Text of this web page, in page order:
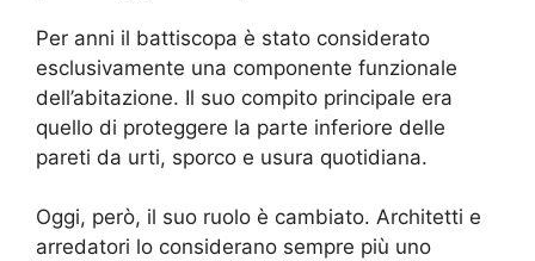
Per anni il battiscopa è stato considerato
esclusivamente una componente funzionale
dell’abitazione. Il suo compito principale era
quello di proteggere la parte inferiore delle
pareti da urti, sporco e usura quotidiana.
Oggi, però, il suo ruolo è cambiato. Architetti e
arredatori lo considerano sempre più uno